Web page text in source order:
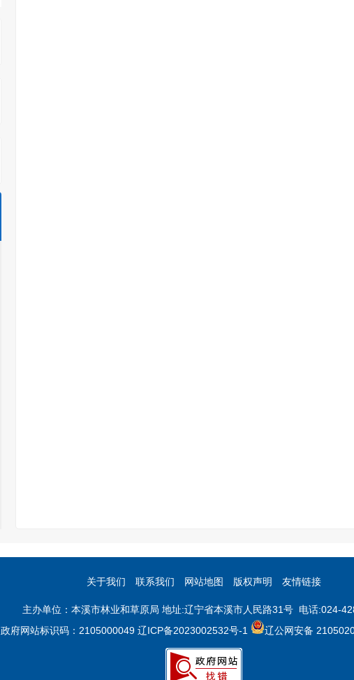
关于我们 联系我们 网站地图 版权声明 友情链接
主办单位：本溪市林业和草原局 地址:辽宁省本溪市人民路31号 电话:024-
政府网站标识码：2105000049 辽ICP备2023002532号-1 辽公网安备